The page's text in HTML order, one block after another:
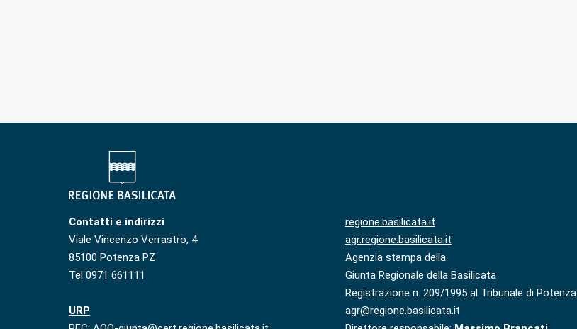
Contatti e indirizzi
Viale Vincenzo Verrastro, 4
85100 Potenza PZ
Tel 0971 661111
URP
regione.basilicata.it
agr.regione.basilicata.it
Agenzia stampa della
Giunta Regionale della Basilicata
Registrazione n. 209/1995 al Tribunale di Potenza
agr@regione.basilicata.it